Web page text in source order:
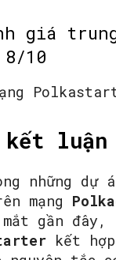
giá
10
kết luận
những dự
mạng
gần đây,
kết